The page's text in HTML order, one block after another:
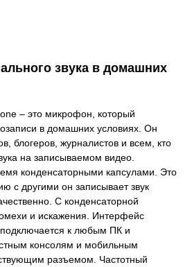
звука в домашних
– это микрофон, который
в домашних условиях. Он
блогеров, журналистов и всем, кто
на записываемом видео.
конденсаторными капсулами. Это
с другими он записывает звук
С конденсаторной
и искажения. Интерфейс
к любым ПК и
консолям и мобильным
разъемом. Частотный